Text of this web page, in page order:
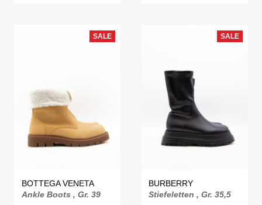
SALE
BOTTEGA VENETA
Ankle Boots , Gr. 39
SALE
BURBERRY
Stiefeletten , Gr. 35,5